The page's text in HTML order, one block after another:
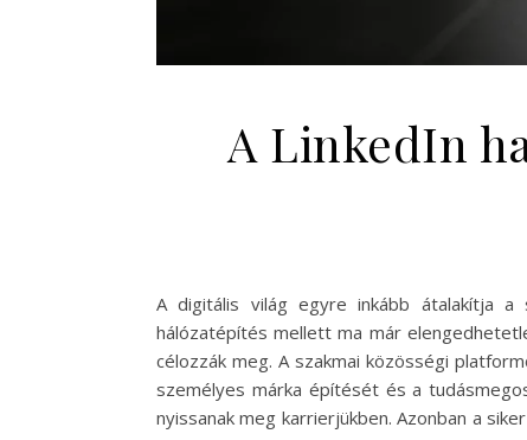
A LinkedIn
A digitális világ egyre inkább átalakítja a
hálózatépítés mellett ma már
célozzák meg. A szakmai közösségi
személyes márka építését és a
nyissanak meg karrierjükben. Azonban a